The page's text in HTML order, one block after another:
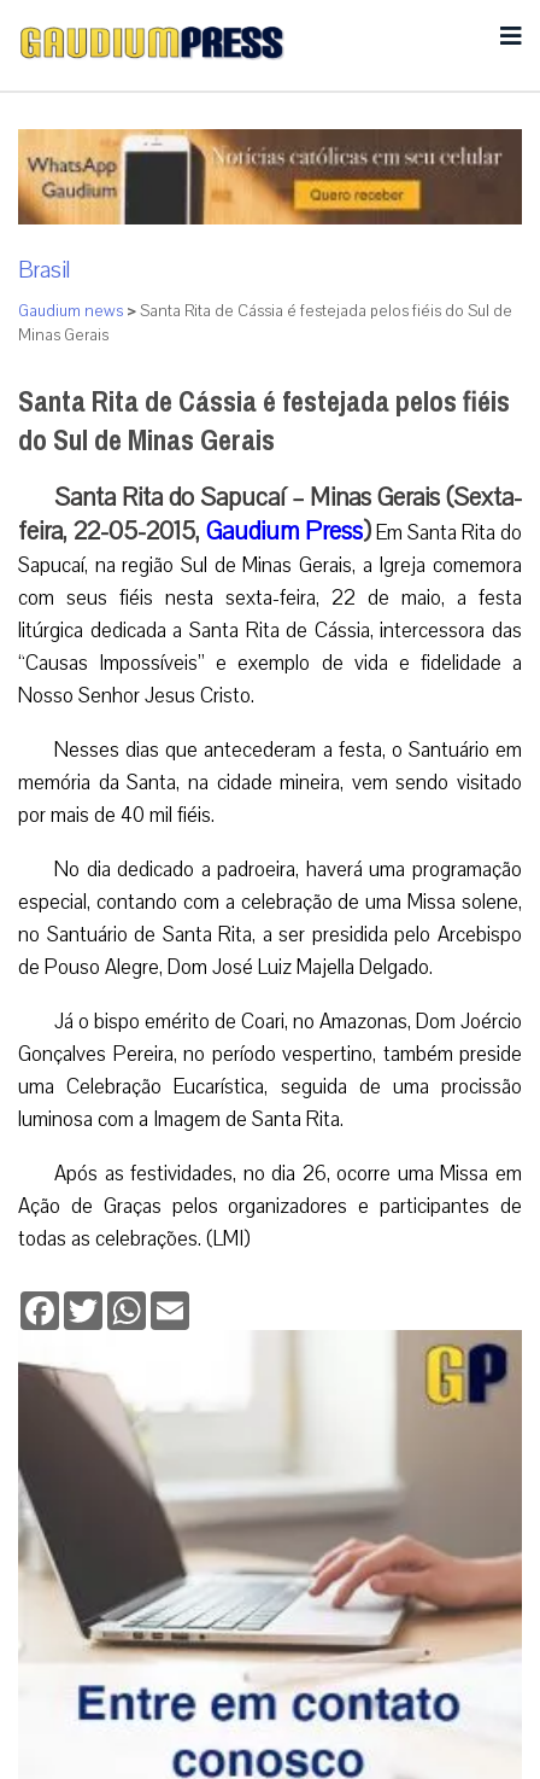
Brasil
Gaudium news >Santa Rita de Cássia é festejada pelos fiéis do Sul de
Minas Gerais
Santa Rita de Cássia é festejada pelos fiéis
do Sul de Minas Gerais
Santa Rita do Sapucaí – Minas Gerais (Sexta-
feira, 22-05-2015, Gaudium Press)Em Santa Rita do
Sapucaí, na região Sul de Minas Gerais, a Igreja comemora
com seus fiéis nesta sexta-feira, 22 de maio, a festa
litúrgica dedicada a Santa Rita de Cássia, intercessora das
“Causas Impossíveis” e exemplo de vida e fidelidade a
Nosso Senhor Jesus Cristo.
Nesses dias que antecederam a festa, o Santuário em
memória da Santa, na cidade mineira, vem sendo visitado
por mais de 40 mil fiéis.
No dia dedicado a padroeira, haverá uma programação
especial, contando com a celebração de uma Missa solene,
no Santuário de Santa Rita, a ser presidida pelo Arcebispo
de Pouso Alegre, Dom José Luiz Majella Delgado.
Já o bispo emérito de Coari, no Amazonas, Dom Joércio
Gonçalves Pereira, no período vespertino, também preside
uma Celebração Eucarística, seguida de uma procissão
luminosa com a Imagem de Santa Rita.
Após as festividades, no dia 26, ocorre uma Missa em
Ação de Graças pelos organizadores e participantes de
todas as celebrações. (LMI)
Facebook
TwitterWhatsApp